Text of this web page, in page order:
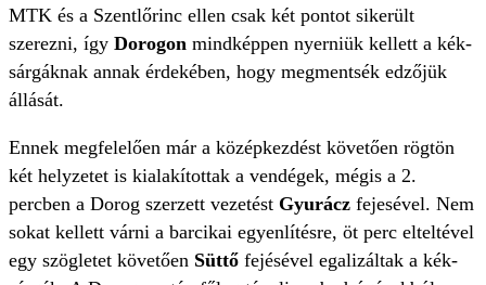
MTK és a Szentlőrinc ellen csak két pontot sikerült
szerezni, így Dorogon mindképpen nyerniük kellett a kék-
sárgáknak annak érdekében, hogy megmentsék edzőjük
állását.
Ennek megfelelően már a középkezdést követően rögtön
két helyzetet is kialakítottak a vendégek, mégis a 2.
percben a Dorog szerzett vezetést Gyurácz fejesével. Nem
sokat kellett várni a barcikai egyenlítésre, öt perc elteltével
egy szögletet követően Süttő fejésével egalizáltak a kék-